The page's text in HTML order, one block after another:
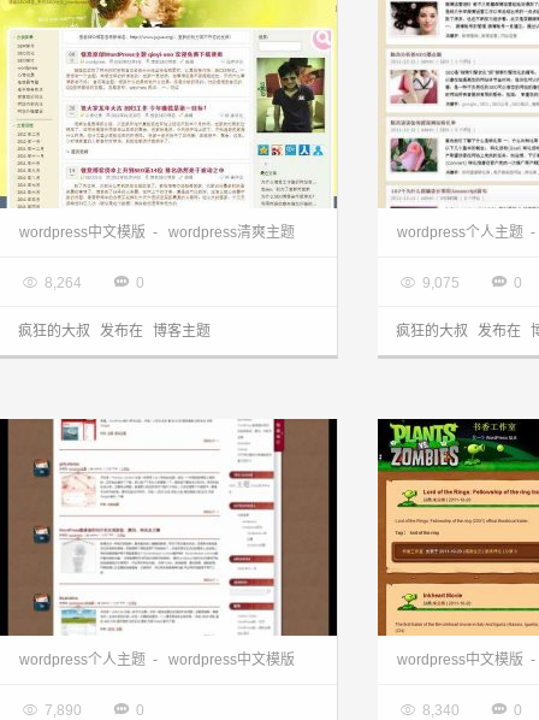
wordpress下载:中文简洁qieyi主题
wordpress中文模版 - wordpress清爽主题
 8,264  0
疯狂的大叔 发布在 博客主题
wordpress中文
wordpress个人主题 -
 9,075  0
疯狂的大叔 发布在
wordpress下载:中文jeansZN主题
wordpress个人主题 - wordpress中文模版
 7,890  0
wordpress中文模版 -
 8,340  0